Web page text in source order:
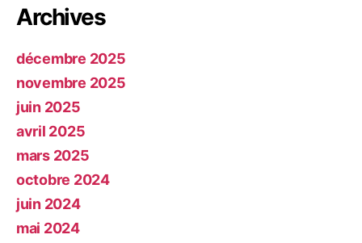
Archives
décembre 2025
novembre 2025
juin 2025
avril 2025
mars 2025
octobre 2024
juin 2024
mai 2024